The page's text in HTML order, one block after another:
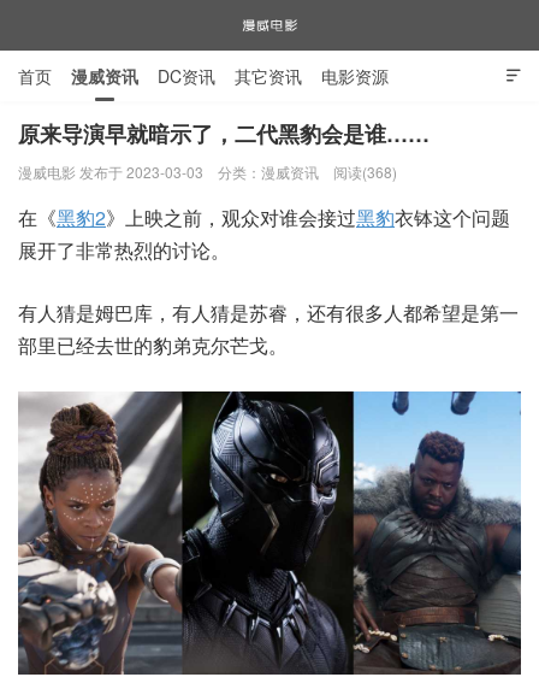

首页 漫威资讯 DC资讯 其它资讯 电影资源
电视剧资源 漫威图片
原来导演早就暗示了，二代黑豹会是谁……
漫威电影 发布于 2023-03-03 分类： 漫威资讯 阅读(368)
在《黑豹2》上映之前，观众对谁会接过黑豹衣钵这个问题
展开了非常热烈的讨论。
有人猜是姆巴库，有人猜是苏睿，还有很多人都希望是第一
部里已经去世的豹弟克尔芒戈。